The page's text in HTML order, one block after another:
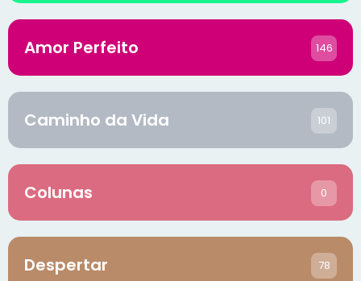
Amor Perfeito 146
Caminho da Vida 101
Colunas 0
Despertar 78